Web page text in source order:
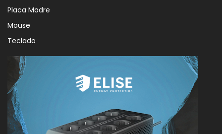
Placa Madre
Mouse
Teclado